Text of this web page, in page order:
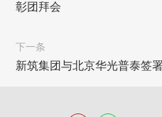
彰团拜会
下一条
新筑集团与北京华光普泰签